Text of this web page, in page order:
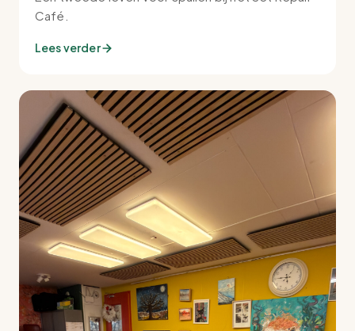
Café.
Lees verder